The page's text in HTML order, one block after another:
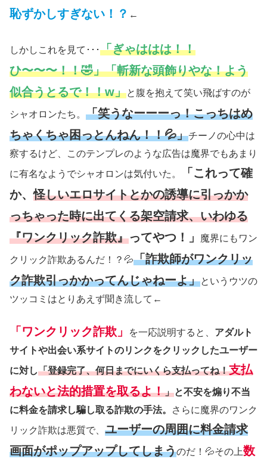
恥ずかしすぎない！？ ←
しかしこれを見て･･･「ぎゃははは！！
ひ〜〜〜！！🤣」「斬新な頭飾りやな！よう
似合うとるで！！w」と腹を抱えて笑い飛ばすのが
シャオロンたち。 「笑うなーーーっ！こっちはめ
ちゃくちゃ困っとんねん！！💦」チーノの心中は
察するけど、このテンプレのような広告は魔界でもあまり
に有名なようでシャオロンは気付いた。
「これって確
か、怪しいエロサイトとかの誘導に引っかか
っちゃった時に出てくる架空請求、いわゆる
『ワンクリック詐欺』ってやつ！」 魔界にもワン
クリック詐欺あるんだ！？💦「詐欺師がワンクリッ
ク詐欺引っかかってんじゃねーよ」というウツの
ツッコミはとりあえず聞き流して←
「ワンクリック詐欺」 を一応説明すると、 アダルト
サイトや出会い系サイトのリンクをクリックしたユーザー
に対し「登録完了、何日までにいくら支払ってね！支払
わないと法的措置を取るよ！」と不安を煽り不当
に料金を請求し騙し取る詐欺の手法。
さらに魔界のワンク
リック詐欺は悪質で、 ユーザーの周囲に料金請求
画面がポップアップしてしまうのだ！💦その上数